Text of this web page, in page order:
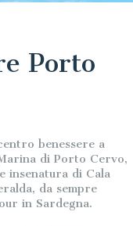
Porto
benessere a
di Porto Cervo,
insenatura di Cala
da sempre
in Sardegna.